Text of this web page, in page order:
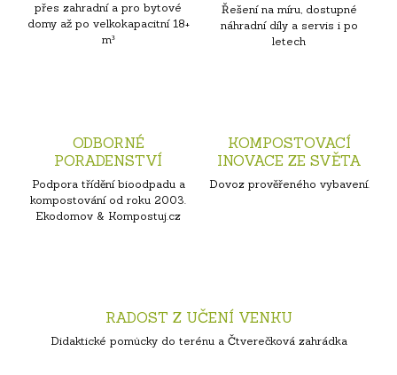
přes zahradní a pro bytové
domy až po velkokapacitní 18+
m³
Řešení na míru, dostupné
náhradní díly a servis i po
letech
ODBORNÉ
PORADENSTVÍ
Podpora třídění bioodpadu a
kompostování od roku 2003.
Ekodomov & Kompostuj.cz
KOMPOSTOVACÍ
INOVACE ZE SVĚTA
Dovoz prověřeného vybavení.
RADOST Z UČENÍ VENKU
Didaktické pomůcky do terénu a Čtverečková zahrádka